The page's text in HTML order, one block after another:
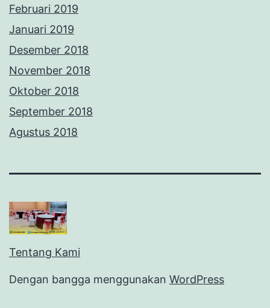
Februari 2019
Januari 2019
Desember 2018
November 2018
Oktober 2018
September 2018
Agustus 2018
Tentang Kami
Dengan bangga menggunakan WordPress